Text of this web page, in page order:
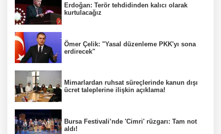
Erdoğan: Terör tehdidinden kalıcı olarak
kurtulacağız
Ömer Çelik: "Yasal düzenleme PKK'yı sona
erdirecek"
Mimarlardan ruhsat süreçlerinde kanun dışı
ücret taleplerine ilişkin açıklama!
Bursa Festivali’nde 'Cimri' rüzgarı: Tam not
aldı!